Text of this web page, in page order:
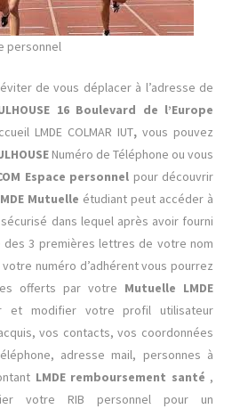
personnel
de vous déplacer à l’adresse de
16 Boulevard de l’Europe
LMDE COLMAR IUT, vous pouvez
Numéro de Téléphone ou vous
Espace personnel pour découvrir
Mutuelle étudiant peut accéder à
dans lequel après avoir fourni
des 3 premières lettres de votre nom
numéro d’adhérent vous pourrez
offerts par votre Mutuelle LMDE
et modifier votre profil utilisateur
vos contacts, vos coordonnées
adresse mail, personnes à
LMDE remboursement santé ,
votre RIB personnel pour un